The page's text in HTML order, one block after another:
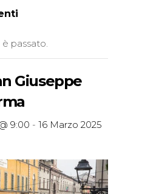
passato.
Giuseppe
9:00 - 16 Marzo 2025